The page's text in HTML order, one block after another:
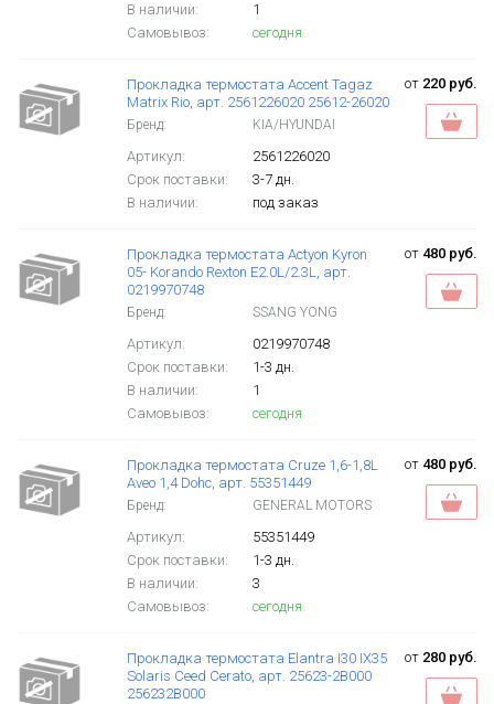
В наличии:
1
Самовывоз:
сегодня
Прокладка термостата Accent Tagaz
Matrix Rio, арт. 2561226020 25612-26020
Бренд: KIA/HYUNDAI
Артикул:
2561226020
Срок поставки:
3-7 дн.
В наличии:
под заказ
от 220 руб.
Прокладка термостата Actyon Kyron
05- Korando Rexton E2.0L/2.3L, арт.
0219970748
Бренд: SSANG YONG
Артикул:
0219970748
Срок поставки:
1-3 дн.
В наличии:
1
Самовывоз:
сегодня
от 480 руб.
Прокладка термостата Cruze 1,6-1,8L
Aveo 1,4 Dohc, арт. 55351449
Бренд: GENERAL MOTORS
Артикул:
55351449
Срок поставки:
1-3 дн.
В наличии:
3
Самовывоз:
сегодня
от 480 руб.
Прокладка термостата Elantra I30 IX35
Solaris Ceed Cerato, арт. 25623-2B000
256232B000
от 280 руб.